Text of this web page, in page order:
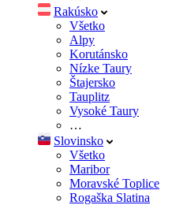
Rakúsko
Všetko
Alpy
Korutánsko
Nízke Taury
Štajersko
Tauplitz
Vysoké Taury
…
Slovinsko
Všetko
Maribor
Moravské Toplice
Rogaška Slatina